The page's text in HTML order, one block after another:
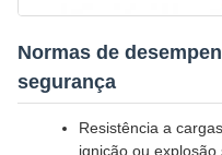
Normas de
segurança
Resistência a
ignição ou